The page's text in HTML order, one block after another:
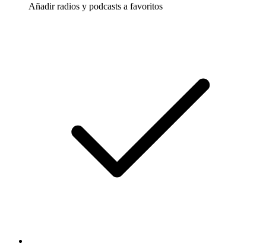
Añadir radios y podcasts a favoritos